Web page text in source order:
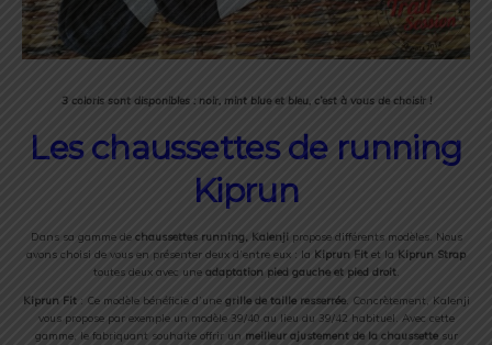
3 coloris sont disponibles : noir, mint blue et bleu, c’est à vous de choisir !
Les chaussettes de running
Kiprun
Dans sa gamme de chaussettes running, Kalenji
propose différents modèles. Nous
avons choisi de vous en présenter deux d’entre eux : la Kiprun Fit et la Kiprun Strap
toutes deux avec une adaptation pied gauche et pied droit.
Kiprun Fit : Ce modèle bénéficie d’une grille de taille resserrée. Concrètement, Kalenji
vous propose par exemple un modèle 39/40 au lieu du 39/42 habituel. Avec cette
gamme, le fabriquant souhaite offrir un meilleur ajustement de la chaussettesur